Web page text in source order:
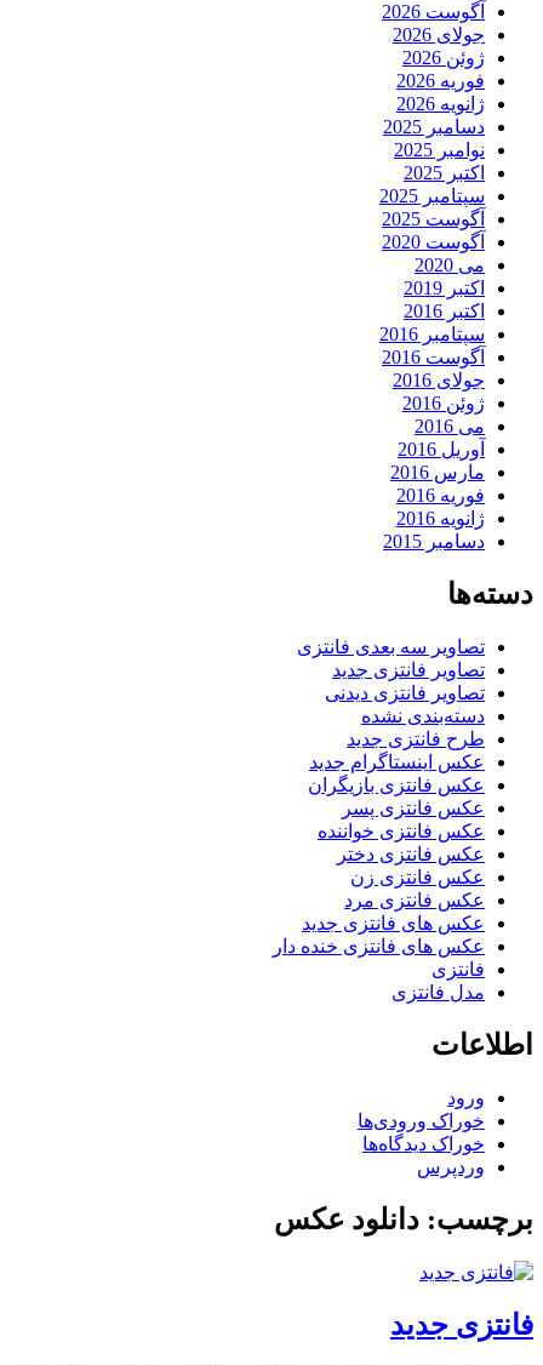
آگوست 2026
جولای 2026
ژوئن 2026
فوریه 2026
ژانویه 2026
دسامبر 2025
نوامبر 2025
اکتبر 2025
سپتامبر 2025
آگوست 2025
آگوست 2020
می 2020
اکتبر 2019
اکتبر 2016
سپتامبر 2016
آگوست 2016
جولای 2016
ژوئن 2016
می 2016
آوریل 2016
مارس 2016
فوریه 2016
ژانویه 2016
دسامبر 2015
دسته‌ها
تصاویر سه بعدی فانتزی
تصاویر فانتزی جدید
تصاویر فانتزی دیدنی
دسته‌بندی نشده
طرح فانتزی جدید
عکس اینستاگرام جدید
عکس فانتزی بازیگران
عکس فانتزی پسر
عکس فانتزی خواننده
عکس فانتزی دختر
عکس فانتزی زن
عکس فانتزی مرد
عکس های فانتزی جدید
عکس های فانتزی خنده دار
فانتزی
مدل فانتزی
اطلاعات
ورود
خوراک ورودی‌ها
خوراک دیدگاه‌ها
وردپرس
برچسب: دانلود عکس
فانتزی جدید